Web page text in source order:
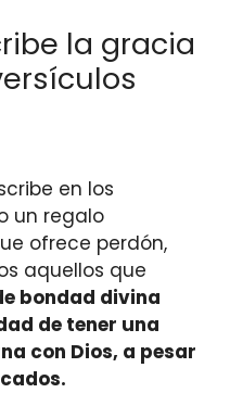
la gracia
en los
un regalo
ofrece perdón,
aquellos que
bondad divina
de tener una
con Dios, a pesar